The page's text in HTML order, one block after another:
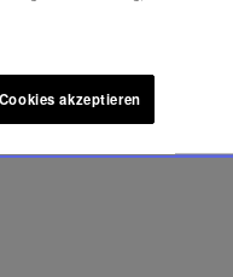
akzeptieren